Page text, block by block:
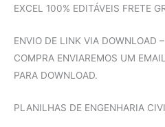
EXCEL 100% EDITÁVEIS FRETE
ENVIO DE LINK VIA DOWNLOAD
COMPRA ENVIAREMOS UM
PARA DOWNLOAD.
PLANILHAS DE ENGENHARIA